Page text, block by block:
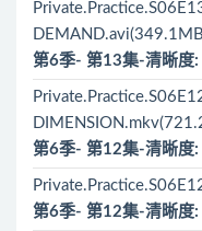
第6季- 第13集-清晰度
第6季- 第12集-清晰度
第6季- 第12集-清晰度